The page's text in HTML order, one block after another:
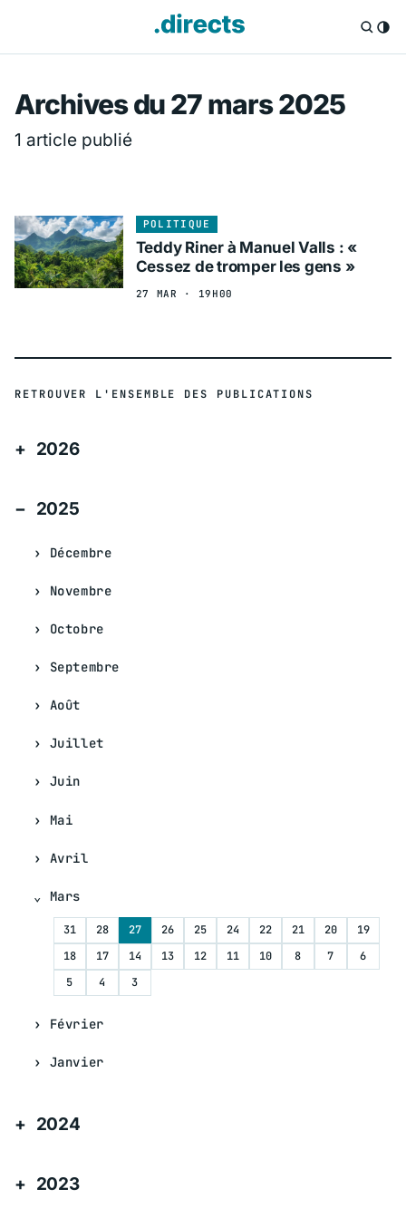
Directs.fr —
Archives du 27 mars 2025
1 article publié
POLITIQUE
Teddy Riner à Manuel Valls : «
Cessez de tromper les gens »
27 MAR · 19H00
RETROUVER L'ENSEMBLE DES PUBLICATIONS
2026
2025
Décembre
Novembre
Octobre
Septembre
Août
Juillet
Juin
Mai
Avril
Mars
31 28 27 26 25 24 22 21 20
19
18
17 14 13 12 11 10 8 7
6
5
4 3
Février
Janvier
2024
2023